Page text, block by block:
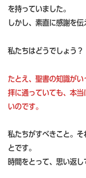
を持っていました。
しかし、素直に感謝を伝
私たちはどうでしょう？
たとえ、聖書の知識が
拝に通っていても、本
いのです。
私たちがすべきこと。
とです。
時間をとって、思い返し